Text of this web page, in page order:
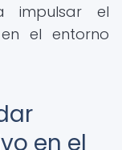
impulsar el
el entorno
en el